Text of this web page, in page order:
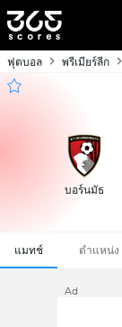
ฟุตบอล พรีเมียร์ลีก
บอร์นมัธ
แมทช์ ตำแหน่ง
Ad